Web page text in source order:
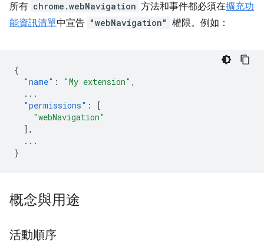
所有 chrome.webNavigation 方法和事件都必須在擴充功
能資訊清單中宣告 "webNavigation" 權限。例如：
{
"name" : "My extension" ,
...
"permissions" :
[
"webNavigation"
],
...
}
概念與用途
活動順序